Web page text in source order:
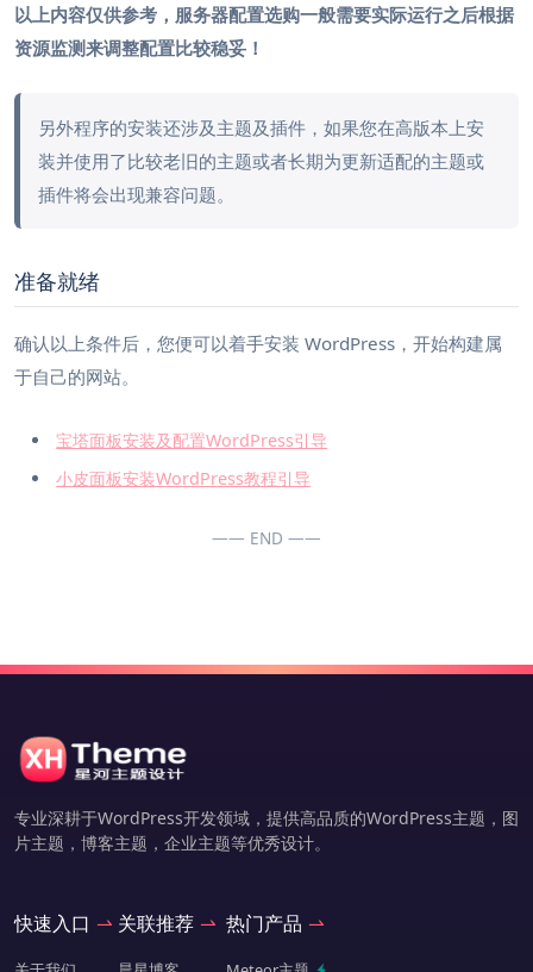
以上内容仅供参考，服务器配置选购一般需要实际运行之后根据
资源监测来调整配置比较稳妥！
另外程序的安装还涉及主题及插件，如果您在高版本上安
装并使用了比较老旧的主题或者长期为更新适配的主题或
插件将会出现兼容问题。
准备就绪
确认以上条件后，您便可以着手安装 WordPress，开始构建属
于自己的网站。
宝塔面板安装及配置WordPress引导
小皮面板安装WordPress教程引导
—— END ——
专业深耕于WordPress开发领域，提供高品质的WordPress主题，图
片主题，博客主题，企业主题等优秀设计。
快速入口 关联推荐 热门产品